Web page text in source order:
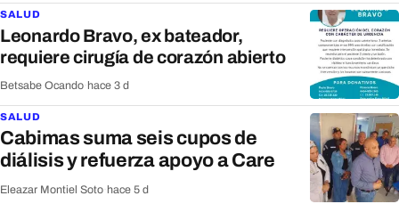
SALUD
Leonardo Bravo, ex bateador,
requiere cirugía de corazón abierto
Betsabe Ocando hace 3 d
SALUD
Cabimas suma seis cupos de
diálisis y refuerza apoyo a Care
Eleazar Montiel Soto hace 5 d